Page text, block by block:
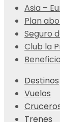
Asia –
Plan
Seguro
Club la
Destinos
Vuelos
Trenes